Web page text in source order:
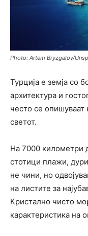
Photo: Artem Bryzgalov/
Турција е земја со
архитектура и
често се опишуваат
светот.
На 7000 километри
стотици плажи,
не чини, но
на листите за
Кристално чисто
карактеристика на